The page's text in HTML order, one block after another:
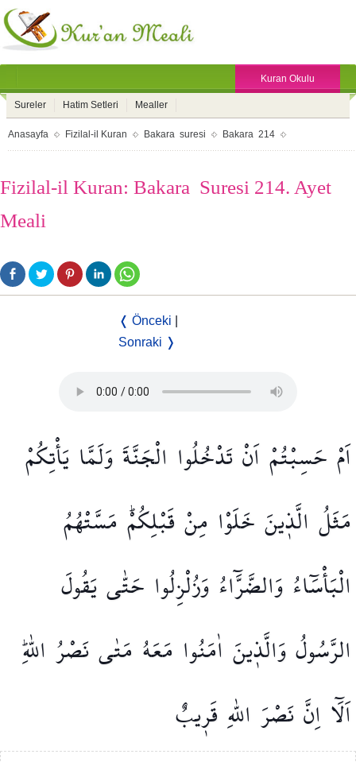
Kuran Okulu
Sureler Hatim Setleri Mealler
Anasayfa Fizilal-il Kuran Bakara suresi Bakara 214
Fizilal-il Kuran: Bakara Suresi 214. Ayet
Meali
❬ Önceki
Sonraki ❭
اَمْ حَسِبْتُمْاَنْتَدْخُلُوا الْجَنَّةَوَلَمَّا يَأْتِكُمْ
مَثَلُ الَّذ۪ينَ خَلَوْا مِنْ قَبْلِكُمْۜ مَسَّتْهُمُ
الْبَأْسَٓاءُ وَالضَّرَّٓاءُ وَزُلْزِلُوا حَتّٰىيَقُولَ
الرَّسُولُوَالَّذ۪ينَ اٰمَنُوا مَعَهُ مَتٰىنَصْرُ اللّٰهِۜ
اَلَٓا اِنَّنَصْرَ اللّٰهِ قَر۪يبٌ